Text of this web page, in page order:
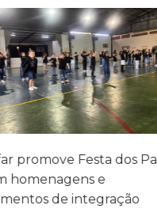
Festa dos Pais
e
de integração